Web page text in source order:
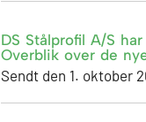
DS Stålprofil A/S
Overblik over de
Sendt den 1. oktober